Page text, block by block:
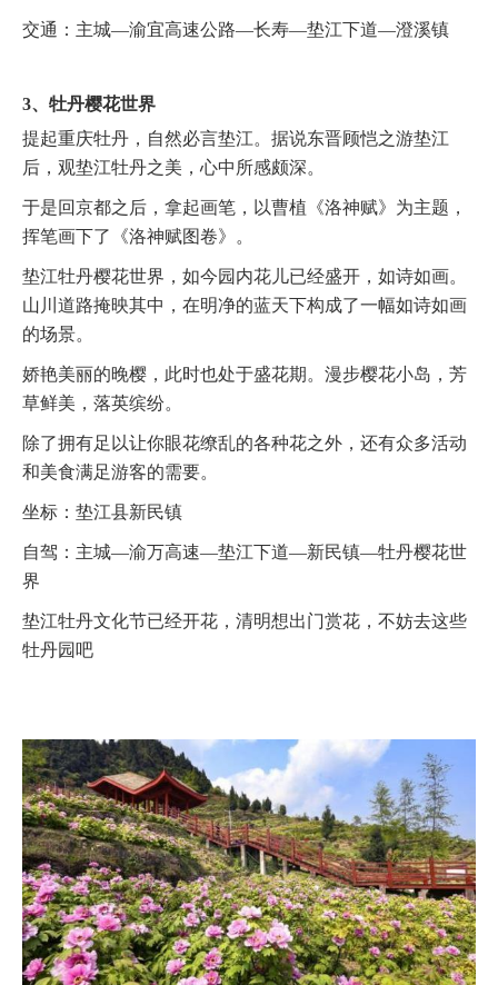
交通：主城—渝宜高速公路—长寿—垫江下道—澄溪镇
3、牡丹樱花世界
提起重庆牡丹，自然必言垫江。据说东晋顾恺之游垫江
后，观垫江牡丹之美，心中所感颇深。
于是回京都之后，拿起画笔，以曹植《洛神赋》为主题，
挥笔画下了《洛神赋图卷》。
垫江牡丹樱花世界，如今园内花儿已经盛开，如诗如画。
山川道路掩映其中，在明净的蓝天下构成了一幅如诗如画
的场景。
娇艳美丽的晚樱，此时也处于盛花期。漫步樱花小岛，芳
草鲜美，落英缤纷。
除了拥有足以让你眼花缭乱的各种花之外，还有众多活动
和美食满足游客的需要。
坐标：垫江县新民镇
自驾：主城—渝万高速—垫江下道—新民镇—牡丹樱花世
界
垫江牡丹文化节已经开花，清明想出门赏花，不妨去这些
牡丹园吧